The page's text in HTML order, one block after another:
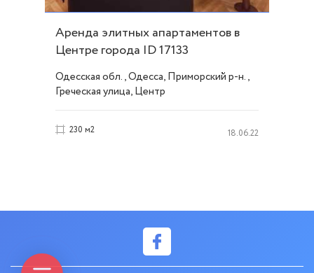
Аренда элитных апартаментов в
Центре города ID 17133
Одесская обл., Одесса, Приморский р-н.,
Греческая улица, Центр
230 м2 18.06.22